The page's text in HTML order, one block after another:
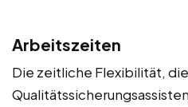
Arbeitszeiten
Die zeitliche Flexibilität,